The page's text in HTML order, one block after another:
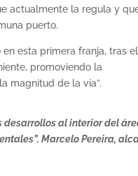
actualmente la regula y
puerto.
esta primera franja, tras el
promoviendo la
magnitud de la vía”.
desarrollos al interior del
Marcelo Pereira,